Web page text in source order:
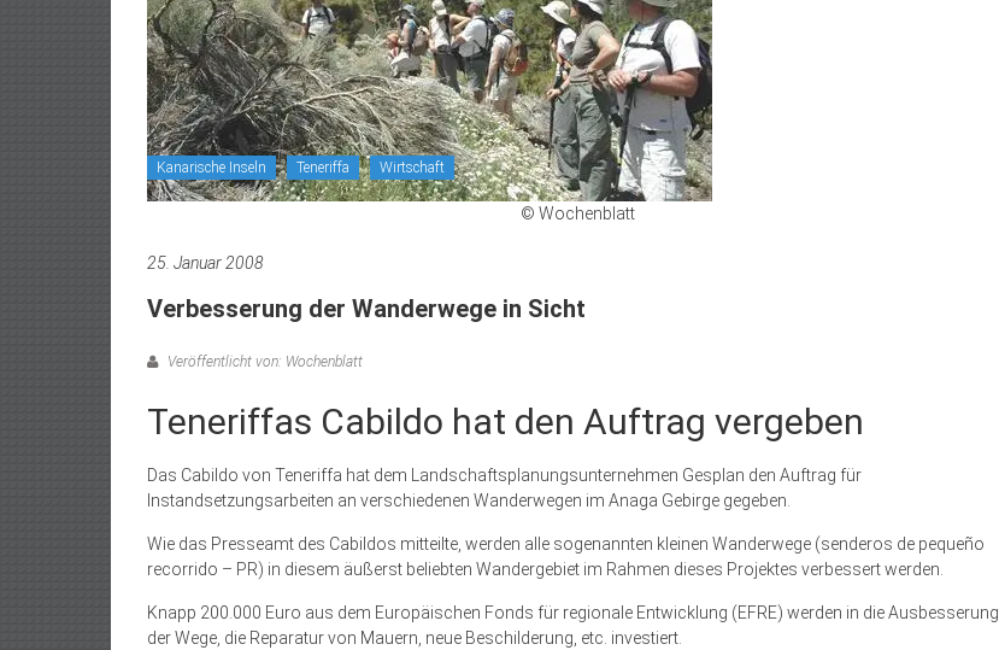
Kanarische Inseln Teneriffa Wirtschaft
© Wochenblatt
25. Januar 2008
Verbesserung der Wanderwege in Sicht
Veröffentlicht von: Wochenblatt
Teneriffas Cabildo hat den Auftrag vergeben
Das Cabildo von Teneriffa hat dem Landschaftsplanungsunternehmen Gesplan den Auftrag für
Instandsetzungsarbeiten an verschiedenen Wanderwegen im Anaga Gebirge gegeben.
Wie das Presseamt des Cabildos mitteilte, werden alle sogenannten kleinen Wanderwege (senderos de pequeño
recorrido – PR) in diesem äußerst beliebten Wandergebiet im Rahmen dieses Projektes verbessert werden.
Knapp 200.000 Euro aus dem Europäischen Fonds für regionale Entwicklung (EFRE) werden in die Ausbesserung
der Wege, die Reparatur von Mauern, neue Beschilderung, etc. investiert.